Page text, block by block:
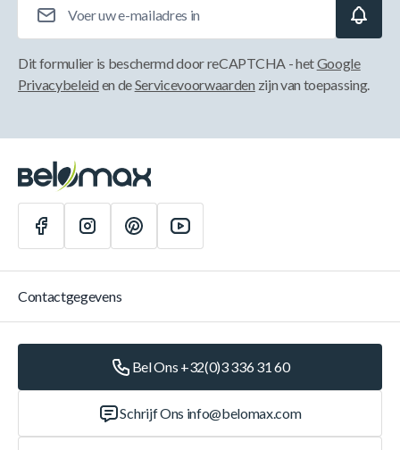
Dit formulier is beschermd door reCAPTCHA - hetGoogle
Privacybeleid en deServicevoorwaarden zijn van toepassing.
Contactgegevens
Bel Ons +32(0)3 336 31 60
Schrijf Ons info@belomax.com